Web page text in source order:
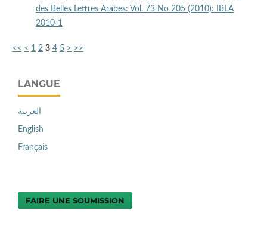
des Belles Lettres Arabes: Vol. 73 No 205 (2010): IBLA
2010-1
<< < 1 2 3 4 5 > >>
LANGUE
العربية
English
Français
FAIRE UNE SOUMISSION